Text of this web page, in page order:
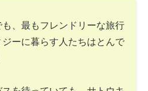
、最もフレンドリーな旅行
ーに暮らす人たちはとんで